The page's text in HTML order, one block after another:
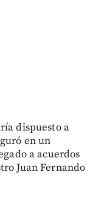
dispuesto a
en un
a acuerdos
Juan Fernando